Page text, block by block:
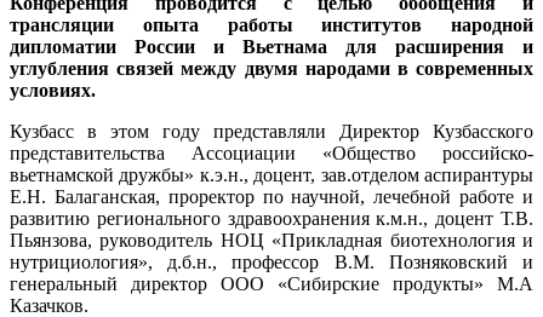
трансляции опыта работы институтов народной
дипломатии России и Вьетнама для расширения и
углубления связей между двумя народами в современных
условиях.
Кузбасс в этом году представляли Директор Кузбасского
представительства Ассоциации «Общество российско-
вьетнамской дружбы» к.э.н., доцент, зав.отделом аспирантуры
Е.Н. Балаганская, проректор по научной, лечебной работе и
развитию регионального здравоохранения к.м.н., доцент Т.В.
Пьянзова, руководитель НОЦ «Прикладная биотехнология и
нутрициология», д.б.н., профессор В.М. Позняковский и
генеральный директор ООО «Сибирские продукты» М.А
Казачков.